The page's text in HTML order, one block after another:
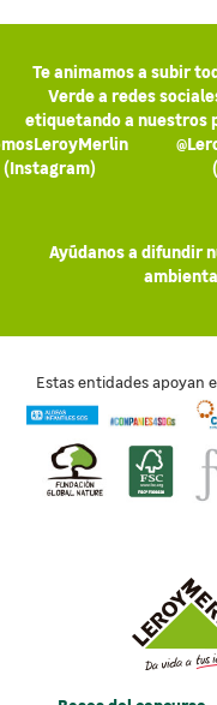
Te animamos a subir
Verde a redes
etiquetando a nuestros
(Instagram)
Ayúdanos a difundir
Estas entidades apoyan